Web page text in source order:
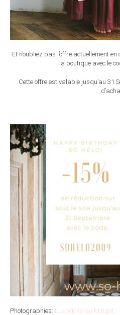
Et n’oubliez pas l’offre actuellement
la boutique avec le
Cette offre est valable jusqu’au 31
Photographies: Ludovic Grau Mingot